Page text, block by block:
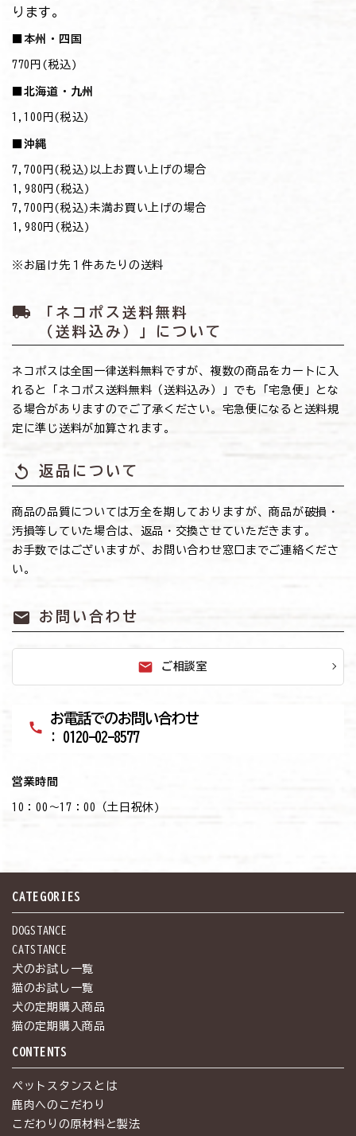
ります。
■本州・四国
770円(税込)
■北海道・九州
1,100円(税込)
■沖縄
7,700円(税込)以上お買い上げの場合
→1,980円(税込)
7,700円(税込)未満お買い上げの場合
→1,980円(税込)
※お届け先１件あたりの送料
local_shipping
「ネコポス送料無料
（送料込み）」について
ネコポスは全国一律送料無料ですが、複数の商品をカートに入
れると「ネコポス送料無料（送料込み）」でも「宅急便」とな
る場合がありますのでご了承ください。宅急便になると送料規
定に準じ送料が加算されます。
replay 返品について
商品の品質については万全を期しておりますが、商品が破損・
汚損等していた場合は、返品・交換させていただきます。
お手数ではございますが、お問い合わせ窓口までご連絡くださ
い。
mail お問い合わせ
mail ご相談室
call
お電話でのお問い合わせ
: 0120-02-8577
営業時間
10：00～17：00（土日祝休)
CATEGORIES
DOGSTANCE
CATSTANCE
犬のお試し一覧
猫のお試し一覧
犬の定期購入商品
猫の定期購入商品
CONTENTS
ペットスタンスとは
鹿肉へのこだわり
こだわりの原材料と製法